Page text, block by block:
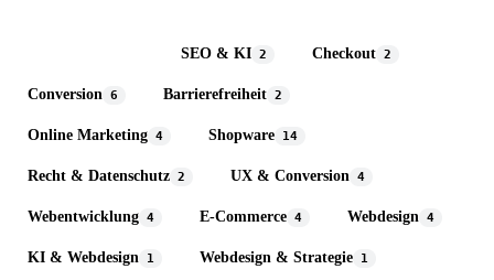
SEO & KI 2 Checkout 2
Conversion 6 Barrierefreiheit 2
Online Marketing 4 Shopware 14
Recht & Datenschutz 2 UX & Conversion 4
Webentwicklung 4 E-Commerce 4 Webdesign 4
KI & Webdesign 1 Webdesign & Strategie 1